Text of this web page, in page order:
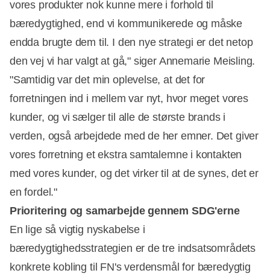
vores produkter nok kunne mere i forhold til
bæredygtighed, end vi kommunikerede og måske
endda brugte dem til. I den nye strategi er det netop
den vej vi har valgt at gå," siger Annemarie Meisling.
"Samtidig var det min oplevelse, at det for
forretningen ind i mellem var nyt, hvor meget vores
kunder, og vi sælger til alle de største brands i
verden, også arbejdede med de her emner. Det giver
vores forretning et ekstra samtalemne i kontakten
med vores kunder, og det virker til at de synes, det er
en fordel."
Prioritering og samarbejde gennem SDG'erne
En lige så vigtig nyskabelse i
bæredygtighedsstrategien er de tre indsatsområdets
konkrete kobling til FN's verdensmål for bæredygtig